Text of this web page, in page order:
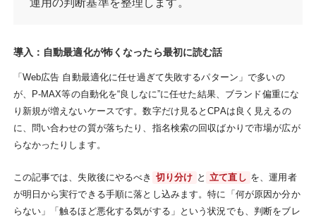
導入：自動最適化が怖くなったら最初に読む話
「Web広告 自動最適化に任せ過ぎて失敗するパターン」で多いの
が、P-MAX等の自動化を“良しなに”に任せた結果、ブランド偏重にな
り新規が増えないケースです。数字だけ見るとCPAは良く見えるの
に、問い合わせの質が落ちたり、指名検索の回収ばかりで市場が広が
らなかったりします。
この記事では、失敗後にやるべき 切り分け と 立て直し を、運用者
が明日から実行できる手順に落とし込みます。特に「何が原因か分か
らない」「触るほど悪化する気がする」という状況でも、判断をブレ